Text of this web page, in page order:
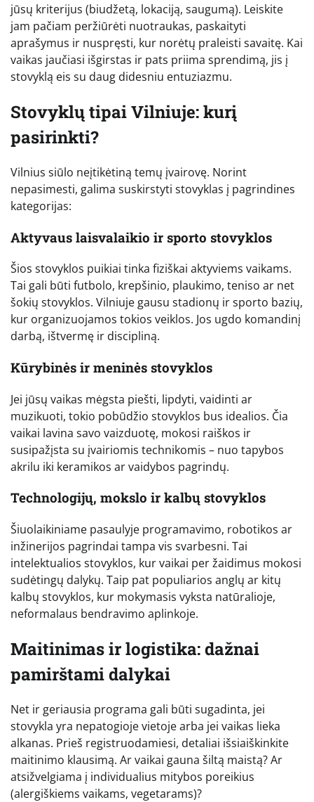
jūsų kriterijus (biudžetą, lokaciją, saugumą). Leiskite
jam pačiam peržiūrėti nuotraukas, paskaityti
aprašymus ir nuspręsti, kur norėtų praleisti savaitę. Kai
vaikas jaučiasi išgirstas ir pats priima sprendimą, jis į
stovyklą eis su daug didesniu entuziazmu.
Stovyklų tipai Vilniuje: kurį
pasirinkti?
Vilnius siūlo neįtikėtiną temų įvairovę. Norint
nepasimesti, galima suskirstyti stovyklas į pagrindines
kategorijas:
Aktyvaus laisvalaikio ir sporto stovyklos
Šios stovyklos puikiai tinka fiziškai aktyviems vaikams.
Tai gali būti futbolo, krepšinio, plaukimo, teniso ar net
šokių stovyklos. Vilniuje gausu stadionų ir sporto bazių,
kur organizuojamos tokios veiklos. Jos ugdo komandinį
darbą, ištvermę ir discipliną.
Kūrybinės ir meninės stovyklos
Jei jūsų vaikas mėgsta piešti, lipdyti, vaidinti ar
muzikuoti, tokio pobūdžio stovyklos bus idealios. Čia
vaikai lavina savo vaizduotę, mokosi raiškos ir
susipažįsta su įvairiomis technikomis – nuo tapybos
akrilu iki keramikos ar vaidybos pagrindų.
Technologijų, mokslo ir kalbų stovyklos
Šiuolaikiniame pasaulyje programavimo, robotikos ar
inžinerijos pagrindai tampa vis svarbesni. Tai
intelektualios stovyklos, kur vaikai per žaidimus mokosi
sudėtingų dalykų. Taip pat populiarios anglų ar kitų
kalbų stovyklos, kur mokymasis vyksta natūralioje,
neformalaus bendravimo aplinkoje.
Maitinimas ir logistika: dažnai
pamirštami dalykai
Net ir geriausia programa gali būti sugadinta, jei
stovykla yra nepatogioje vietoje arba jei vaikas lieka
alkanas. Prieš registruodamiesi, detaliai išsiaiškinkite
maitinimo klausimą. Ar vaikai gauna šiltą maistą? Ar
atsižvelgiama į individualius mitybos poreikius
(alergiškiems vaikams, vegetarams)?